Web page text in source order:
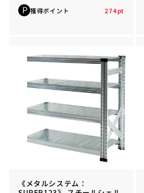
P 獲得ポイント 274pt
《メタルシステム：